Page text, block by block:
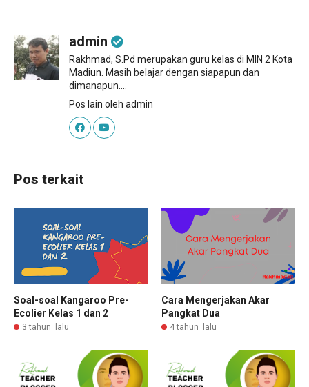
admin
Rakhmad, S.Pd merupakan guru kelas di MIN 2 Kota
Madiun. Masih belajar dengan siapapun dan
dimanapun....
Pos lain oleh admin
Pos terkait
Soal-soal Kangaroo Pre-
Ecolier Kelas 1 dan 2
3 tahun lalu
Cara Mengerjakan Akar
Pangkat Dua
4 tahun lalu